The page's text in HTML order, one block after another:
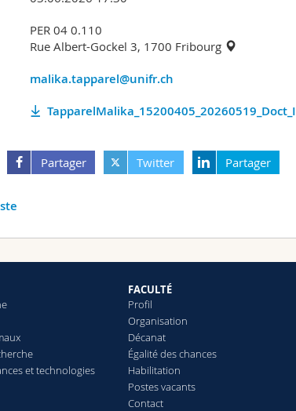
PER 04 0.110
Rue Albert-Gockel 3, 1700 Fribourg
malika.tapparel@unifr.ch
Partager Twitter Partager
et technologies
FACULTÉ
Profil
Organisation
Décanat
Égalité des chances
Habilitation
Postes vacants
Contact